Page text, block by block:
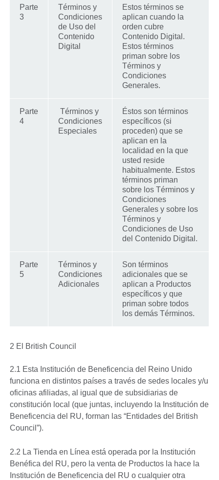
Parte
3
Términos y
Condiciones
de Uso del
Contenido
Digital
Estos términos se
aplican cuando la
orden cubre
Contenido Digital.
Estos términos
priman sobre los
Términos y
Condiciones
Generales.
Parte
4
Términos y
Condiciones
Especiales
Éstos son términos
específicos (si
proceden) que se
aplican en la
localidad en la que
usted reside
habitualmente. Estos
términos priman
sobre los Términos y
Condiciones
Generales y sobre los
Términos y
Condiciones de Uso
del Contenido Digital.
Parte
5
Términos y
Condiciones
Adicionales
Son términos
adicionales que se
aplican a Productos
específicos y que
priman sobre todos
los demás Términos.
2 El British Council
2.1 Esta Institución de Beneficencia del Reino Unido
funciona en distintos países a través de sedes locales y/u
oficinas afiliadas, al igual que de subsidiarias de
constitución local (que juntas, incluyendo la Institución de
Beneficencia del RU, forman las “Entidades del British
Council”).
2.2 La Tienda en Línea está operada por la Institución
Benéfica del RU, pero la venta de Productos la hace la
Institución de Beneficencia del RU o cualquier otra